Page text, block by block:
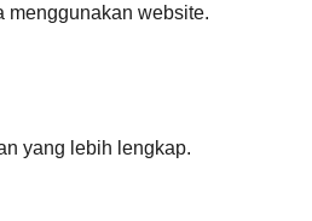
menggunakan website.
yang lebih lengkap.